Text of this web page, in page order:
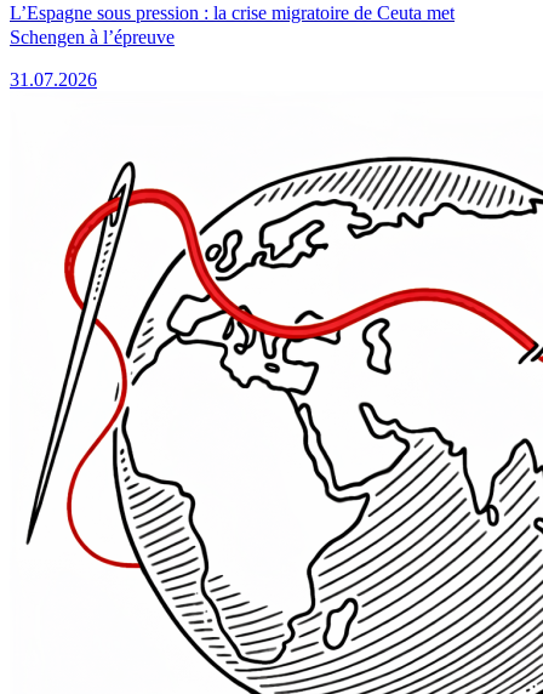
L’Espagne sous pression : la crise migratoire de Ceuta met
Schengen à l’épreuve
31.07.2026